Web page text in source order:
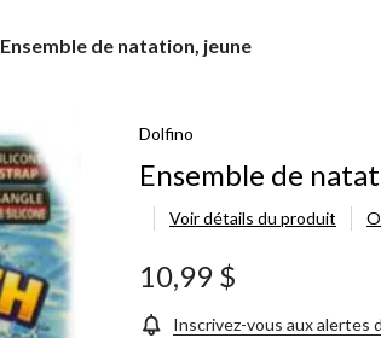
Ensemble
Ensemble de natation, jeune
Dolfino
Ensemble de
Voir détails du produit
10,99 $
Inscrivez-vous aux alertes